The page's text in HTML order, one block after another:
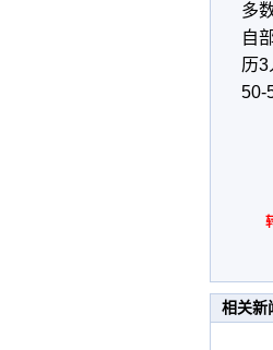
多
自
历3
50-
相关新